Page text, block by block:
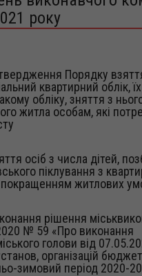
року
Порядку
квартирний облік, їх
обліку, зняття з
житла особам, які
осіб з числа дітей,
піклування з
покращенням житлових
рішення
№ 59 «Про виконання
голови від
організацій
зимовий період 2020-